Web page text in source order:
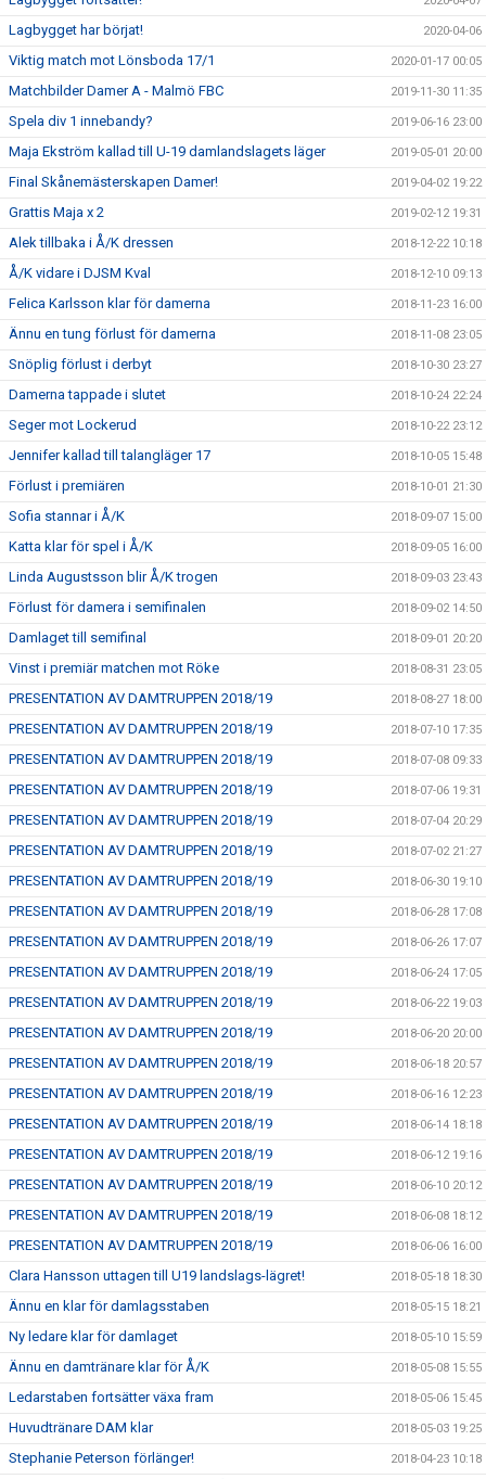
Lagbygget har börjat! 2020-04-06
Viktig match mot Lönsboda 17/1 2020-01-17 00:05
Matchbilder Damer A - Malmö FBC 2019-11-30 11:35
Spela div 1 innebandy? 2019-06-16 23:00
Maja Ekström kallad till U-19 damlandslagets läger 2019-05-01 20:00
Final Skånemästerskapen Damer! 2019-04-02 19:22
Grattis Maja x 2 2019-02-12 19:31
Alek tillbaka i Å/K dressen 2018-12-22 10:18
Å/K vidare i DJSM Kval 2018-12-10 09:13
Felica Karlsson klar för damerna 2018-11-23 16:00
Ännu en tung förlust för damerna 2018-11-08 23:05
Snöplig förlust i derbyt 2018-10-30 23:27
Damerna tappade i slutet 2018-10-24 22:24
Seger mot Lockerud 2018-10-22 23:12
Jennifer kallad till talangläger 17 2018-10-05 15:48
Förlust i premiären 2018-10-01 21:30
Sofia stannar i Å/K 2018-09-07 15:00
Katta klar för spel i Å/K 2018-09-05 16:00
Linda Augustsson blir Å/K trogen 2018-09-03 23:43
Förlust för damera i semifinalen 2018-09-02 14:50
Damlaget till semifinal 2018-09-01 20:20
Vinst i premiär matchen mot Röke 2018-08-31 23:05
PRESENTATION AV DAMTRUPPEN 2018/19 2018-08-27 18:00
PRESENTATION AV DAMTRUPPEN 2018/19 2018-07-10 17:35
PRESENTATION AV DAMTRUPPEN 2018/19 2018-07-08 09:33
PRESENTATION AV DAMTRUPPEN 2018/19 2018-07-06 19:31
PRESENTATION AV DAMTRUPPEN 2018/19 2018-07-04 20:29
PRESENTATION AV DAMTRUPPEN 2018/19 2018-07-02 21:27
PRESENTATION AV DAMTRUPPEN 2018/19 2018-06-30 19:10
PRESENTATION AV DAMTRUPPEN 2018/19 2018-06-28 17:08
PRESENTATION AV DAMTRUPPEN 2018/19 2018-06-26 17:07
PRESENTATION AV DAMTRUPPEN 2018/19 2018-06-24 17:05
PRESENTATION AV DAMTRUPPEN 2018/19 2018-06-22 19:03
PRESENTATION AV DAMTRUPPEN 2018/19 2018-06-20 20:00
PRESENTATION AV DAMTRUPPEN 2018/19 2018-06-18 20:57
PRESENTATION AV DAMTRUPPEN 2018/19 2018-06-16 12:23
PRESENTATION AV DAMTRUPPEN 2018/19 2018-06-14 18:18
PRESENTATION AV DAMTRUPPEN 2018/19 2018-06-12 19:16
PRESENTATION AV DAMTRUPPEN 2018/19 2018-06-10 20:12
PRESENTATION AV DAMTRUPPEN 2018/19 2018-06-08 18:12
PRESENTATION AV DAMTRUPPEN 2018/19 2018-06-06 16:00
Clara Hansson uttagen till U19 landslags-lägret! 2018-05-18 18:30
Ännu en klar för damlagsstaben 2018-05-15 18:21
Ny ledare klar för damlaget 2018-05-10 15:59
Ännu en damtränare klar för Å/K 2018-05-08 15:55
Ledarstaben fortsätter växa fram 2018-05-06 15:45
Huvudtränare DAM klar 2018-05-03 19:25
Stephanie Peterson förlänger! 2018-04-23 10:18